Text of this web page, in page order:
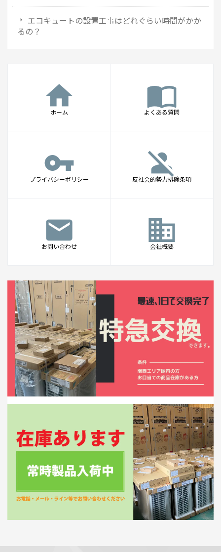
エコキュートの設置工事はどれぐらい時間がかか
るの？
home
ホーム
import_contacts
よくある質問
vpn_key
プライバシーポリシー
person_off
反社会的勢力排除条項
mail
お問い合わせ
business
会社概要